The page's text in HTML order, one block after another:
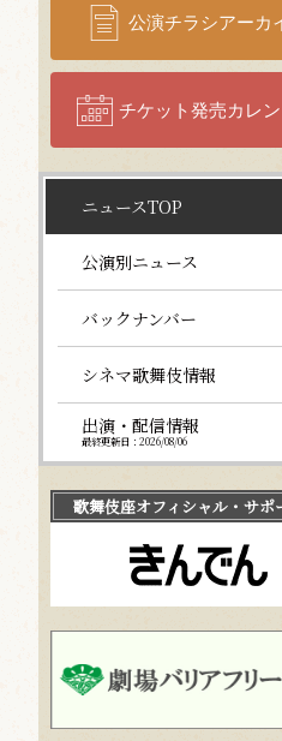
公演チラシアーカ
チケット発売カレ
ニュースTOP
公演別ニュース
バックナンバー
シネマ歌舞伎情報
出演・配信情報
最終更新日：2026/08/06
歌舞伎座オフィシャル・サポ